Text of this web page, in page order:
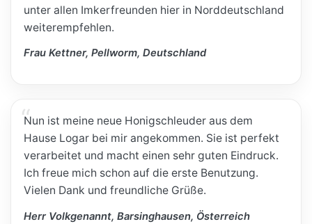
unter allen Imkerfreunden hier in Norddeutschland
weiterempfehlen.
Frau Kettner, Pellworm, Deutschland
Nun ist meine neue Honigschleuder aus dem
Hause Logar bei mir angekommen. Sie ist perfekt
verarbeitet und macht einen sehr guten Eindruck.
Ich freue mich schon auf die erste Benutzung.
Vielen Dank und freundliche Grüße.
Herr Volkgenannt, Barsinghausen, Österreich